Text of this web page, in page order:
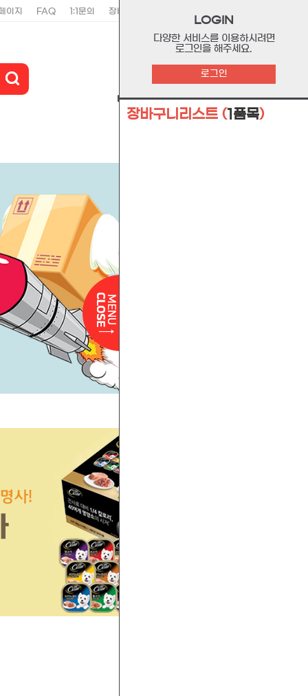
LOGIN
다양한 서비스를 이용하시려면
로그인을 해주세요.
로그인
장바구니리스트 (1품목)
이지 FAQ 1:1문의 장바구니
마이페이지
0
장바구니 고객센터